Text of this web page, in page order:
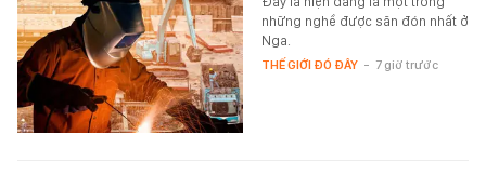
những nghề được săn đón nhất ở
Nga.
THẾ GIỚI ĐÓ ĐÂY - 7 giờ trước